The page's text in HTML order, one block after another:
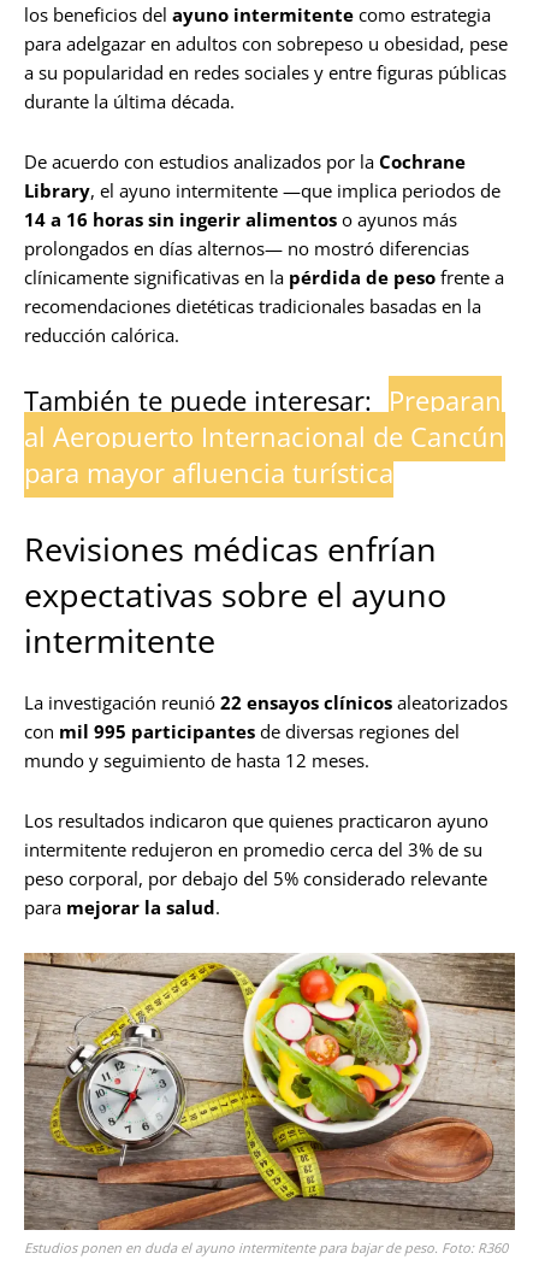
los beneficios del ayuno intermitente como estrategia
para adelgazar en adultos con sobrepeso u obesidad, pese
a su popularidad en redes sociales y entre figuras públicas
durante la última década.
De acuerdo con estudios analizados por la Cochrane
Library, el ayuno intermitente —que implica periodos de
14 a 16 horas sin ingerir alimentos o ayunos más
prolongados en días alternos— no mostró diferencias
clínicamente significativas en la pérdida de peso frente a
recomendaciones dietéticas tradicionales basadas en la
reducción calórica.
También te puede interesar: Preparan
al Aeropuerto Internacional de Cancún
para mayor afluencia turística
Revisiones médicas enfrían
expectativas sobre el ayuno
intermitente
La investigación reunió 22 ensayos clínicos aleatorizados
con mil 995 participantes de diversas regiones del
mundo y seguimiento de hasta 12 meses.
Los resultados indicaron que quienes practicaron ayuno
intermitente redujeron en promedio cerca del 3% de su
peso corporal, por debajo del 5% considerado relevante
para mejorar la salud.
Estudios ponen en duda el ayuno intermitente para bajar de peso. Foto: R360